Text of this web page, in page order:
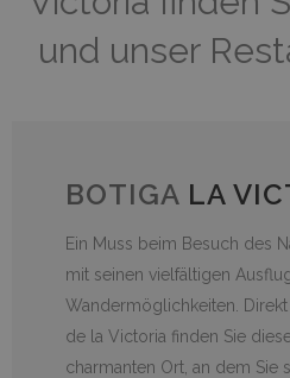
und unser
BOTIGA LA
Ein Muss beim Besuch des
mit seinen vielfältigen
Wandermöglichkeiten.
de la Victoria finden Sie
charmanten Ort, an dem Sie